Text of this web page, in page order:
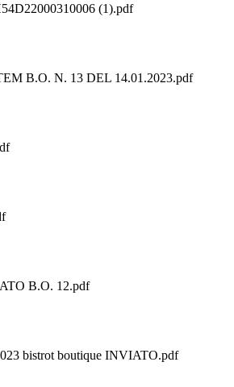
(1).pdf
B.O. N. 13 DEL 14.01.2023.pdf
B.O. 12.pdf
bistrot boutique INVIATO.pdf